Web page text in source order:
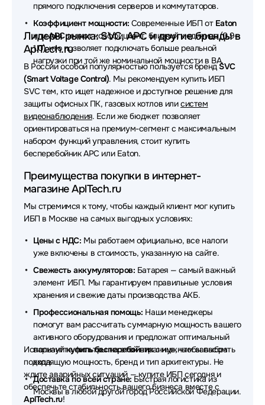
Источники бесперебойного питания (ИБП - UPS)
Sven
Источники бесперебойного питания (ИБП - UPS)
Источники бесперебойного питания (ИБП - UPS)
ABB
Источники бесперебойного питания (ИБП - UPS)
Tripp-Lite
Источники бесперебойного питания (ИБП - UPS)
Hikvision
Источники бесперебойного питания (ИБП - UPS)
OPTIMA
Источники бесперебойного питания (ИБП - UPS)
Crusader
Источники бесперебойного питания (ИБП - UPS)
Источники бесперебойного питания (ИБП - UPS)
HIDEN EXPERT
Источники бесперебойного питания (ИБП - UPS)
Norden
Источники бесперебойного питания (ИБП - UPS)
NJoy
Источники бесперебойного питания (ИБП - UPS)
прямого подключения серверов и коммутаторов.
Коэффициент мощности: Современные ИБП от Eaton
илиAPCимеют коэффициент, близкий к единице (0.9–
1.0), что позволяет подключать больше реальной
нагрузки при той же номинальной мощности в ВА.
Лидеры рынка: SVC, APC и другие бренды в
AplTech.ru
В России особой популярностью пользуется брендSVC
(Smart Voltage Control). Мы рекомендуем купить ИБП
SVC тем, кто ищет надежное и доступное решение для
защиты офисных ПК, газовых котлов илисистем
видеонаблюдения. Если же бюджет позволяет
ориентироваться на премиум-сегмент с максимальным
набором функций управления, стоит купить
бесперебойник APC или Eaton.
Преимущества покупки в интернет-
магазине AplTech.ru
Мы стремимся к тому, чтобы каждый клиент мог купить
ИБП в Москве на самых выгодных условиях:
Цены с НДС: Мы работаем официально, все налоги
уже включены в стоимость, указанную на сайте.
Свежесть аккумуляторов: Батарея — самый важный
элемент ИБП. Мы гарантируем правильные условия
хранения и свежие даты производства АКБ.
Профессиональная помощь: Наши менеджеры
помогут вам рассчитать суммарную мощность вашего
активного оборудования и предложат оптимальный
варианткупить бесперебойникс нужным запасом
хода.
Доставка по всей стране:Быстрая логистика из
Москвы в любой другой город Российской Федерации.
Используйте фильтры на этой странице, чтобы выбрать
подходящую мощность, бренд и тип архитектуры. Не
ждите аварийных ситуаций — купите ИБП сегодня и
обеспечьте стабильность вашего бизнеса вместе с
AplTech.ru!